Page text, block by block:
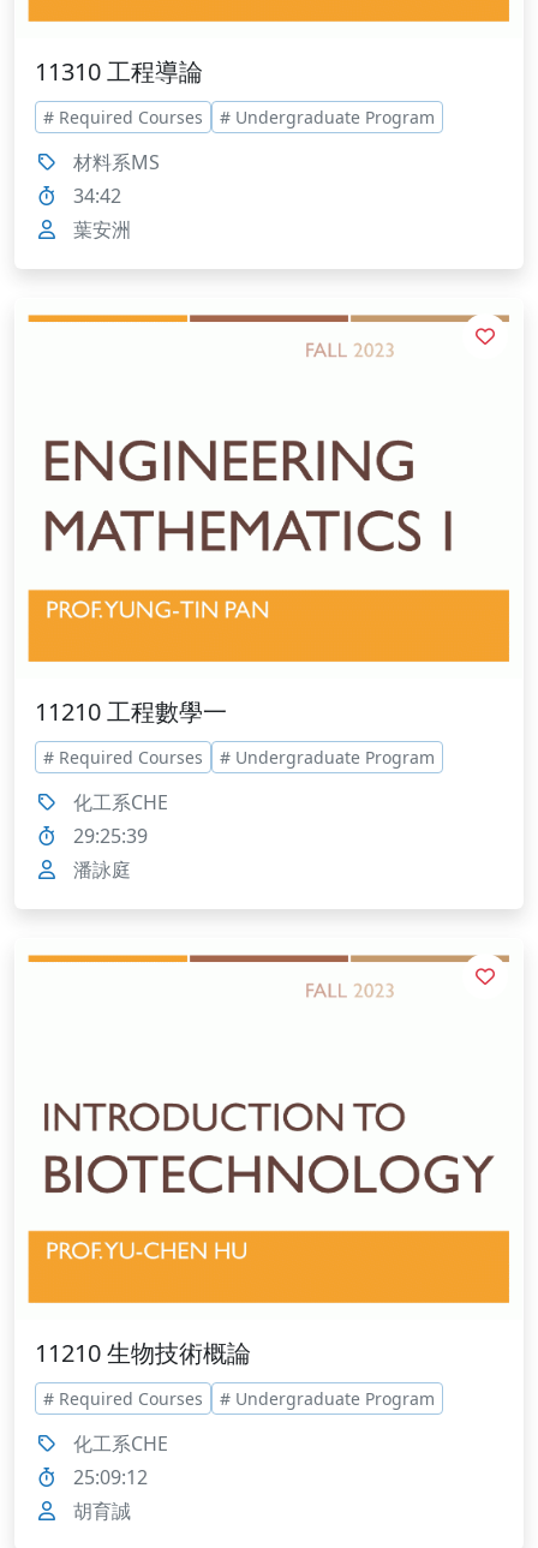
11310 工程導論
# Required Courses # Undergraduate Program
材料系MS
34:42
葉安洲
11210 工程數學一
# Required Courses # Undergraduate Program
化工系CHE
29:25:39
潘詠庭
11210 生物技術概論
# Required Courses # Undergraduate Program
化工系CHE
25:09:12
胡育誠